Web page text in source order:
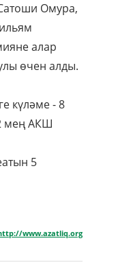
Омура,
алар
өчен алды.
күләме - 8
мең АКШ
5
www.azatliq.org